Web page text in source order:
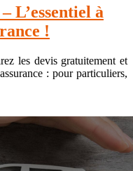
L’essentiel à
!
les devis gratuitement et
: pour particuliers,